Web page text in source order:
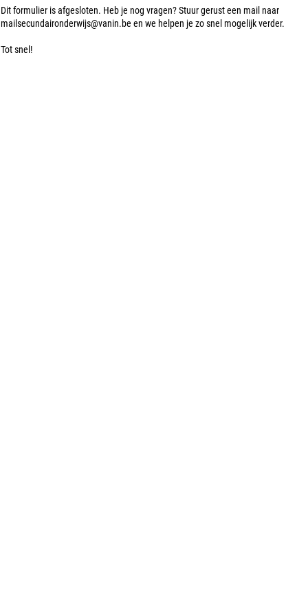
Dit formulier is afgesloten. Heb je nog vragen? Stuur gerust een mail naar
mailsecundaironderwijs@vanin.be en we helpen je zo snel mogelijk verder.
Tot snel!